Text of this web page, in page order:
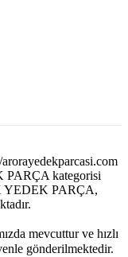
kategorisi
YEDEK PARÇA,
mevcuttur ve hızlı
gönderilmektedir.